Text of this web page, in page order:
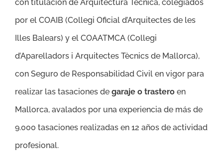
con titulación de Arquitectura Técnica, colegiados
por el COAIB (Collegi Oficial d’Arquitectes de les
Illes Balears) y el COAATMCA (Collegi
d’Aparelladors i Arquitectes Tècnics de Mallorca),
con Seguro de Responsabilidad Civil en vigor para
realizar las tasaciones de garaje o trastero en
Mallorca, avalados por una experiencia de más de
9.000 tasaciones realizadas en 12 años de actividad
profesional.